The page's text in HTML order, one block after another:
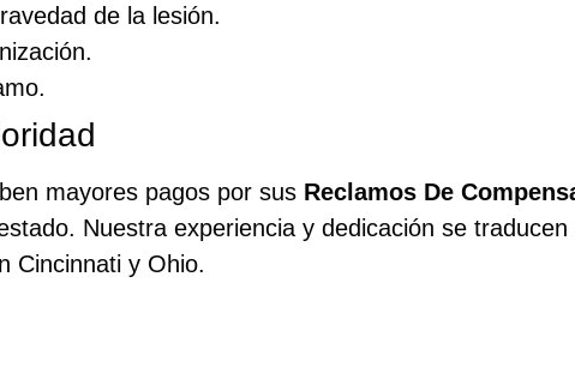
de la lesión.
mayores pagos por sus Reclamos De
Nuestra experiencia y dedicación se
Cincinnati y Ohio.